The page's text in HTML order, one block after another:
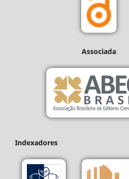
Associada
Indexadores